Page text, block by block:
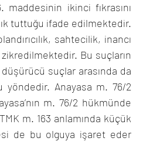
maddesinin ikinci fıkrasını
tuttuğu ifade edilmektedir.
sahtecilik, inancı
Bu suçların
suçlar arasında da
yöndedir. Anayasa m. 76/2
m. 76/2 hükmünde
m. 163 anlamında küçük
de bu olguya işaret eder